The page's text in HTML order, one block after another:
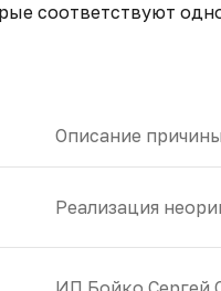
соответствуют
Описание причины
Реализация